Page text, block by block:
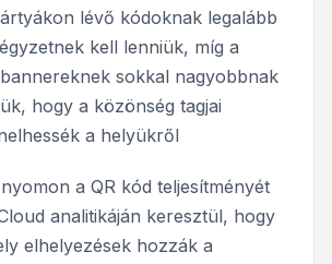
lévő kódoknak legalább
kell lenniük, míg a
sokkal nagyobbnak
hogy a közönség tagjai
a helyükről
a QR kód teljesítményét
analitikáján keresztül, hogy
elhelyezések hozzák a